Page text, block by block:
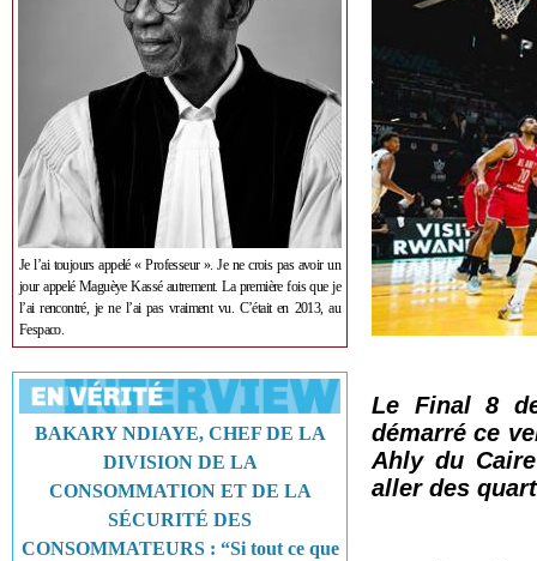
Je l’ai toujours appelé « Professeur ». Je ne crois pas avoir un
jour appelé Maguèye Kassé autrement. La première fois que je
l’ai rencontré, je ne l’ai pas vraiment vu. C’était en 2013, au
Fespaco.
BAKARY NDIAYE, CHEF DE LA
DIVISION DE LA
CONSOMMATION ET DE LA
SÉCURITÉ DES
CONSOMMATEURS : “Si tout ce que
Le Final 8
démarré ce
Ahly du
aller des